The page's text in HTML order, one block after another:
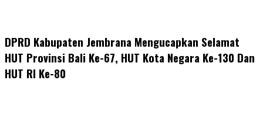
DPRD Kabupaten Jembrana Mengucapkan Selamat
HUT Provinsi Bali Ke-67, HUT Kota Negara Ke-130 Dan
HUT RI Ke-80